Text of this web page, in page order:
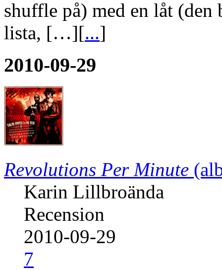
shuffle på) med en låt
lista, […][...]
2010-09-29
Revolutions Per Minute
Karin Lillbroända
Recension
2010-09-29
7